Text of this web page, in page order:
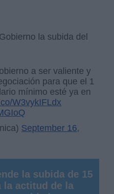
la subida del
a ser valiente y
para que el 1
mínimo esté ya en
W3vykIFLdx
September 16,
la subida de 15
la actitud de la